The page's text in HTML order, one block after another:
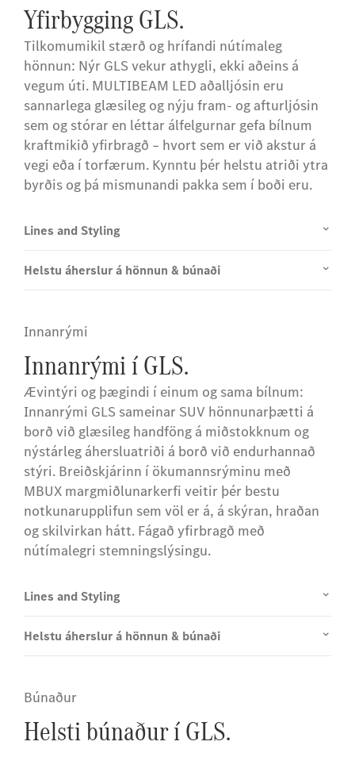
Yfirbygging GLS.
Tilkomumikil stærð og hrífandi nútímaleg
hönnun: Nýr GLS vekur athygli, ekki aðeins á
vegum úti. MULTIBEAM LED aðalljósin eru
sannarlega glæsileg og nýju fram- og afturljósin
sem og stórar en léttar álfelgurnar gefa bílnum
kraftmikið yfirbragð – hvort sem er við akstur á
vegi eða í torfærum. Kynntu þér helstu atriði ytra
byrðis og þá mismunandi pakka sem í boði eru.
Lines and Styling
Helstu áherslur á hönnun & búnaði
Innanrými
Innanrými í GLS.
Ævintýri og þægindi í einum og sama bílnum:
Innanrými GLS sameinar SUV hönnunarþætti á
borð við glæsileg handföng á miðstokknum og
nýstárleg áhersluatriði á borð við endurhannað
stýri. Breiðskjárinn í ökumannsrýminu með
MBUX margmiðlunarkerfi veitir þér bestu
notkunarupplifun sem völ er á, á skýran, hraðan
og skilvirkan hátt. Fágað yfirbragð með
nútímalegri stemningslýsingu.
Lines and Styling
Helstu áherslur á hönnun & búnaði
Búnaður
Helsti búnaður í GLS.